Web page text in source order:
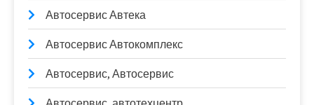
Автосервис Автека
Автосервис Автокомплекс
Автосервис, Автосервис